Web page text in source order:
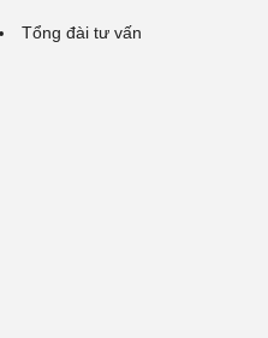
Tổng đài tư vấn